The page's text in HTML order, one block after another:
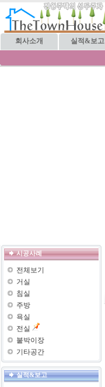
회사소개 실적&보고
시공사례
전체보기
거실
침실
주방
욕실
전실
붙박이장
기타공간
실적&보고